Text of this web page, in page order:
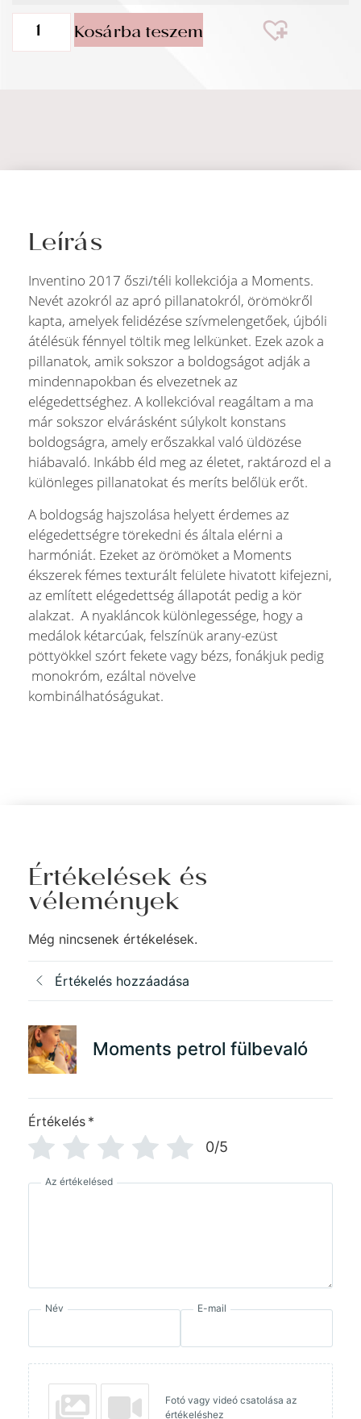
Kosárba teszem
Leírás
Inventino 2017 őszi/téli kollekciója a Moments.
Nevét azokról az apró pillanatokról, örömökről
kapta, amelyek felidézése szívmelengetőek, újbóli
átélésük fénnyel töltik meg lelkünket. Ezek azok a
pillanatok, amik sokszor a boldogságot adják a
mindennapokban és elvezetnek az
elégedettséghez. A kollekcióval reagáltam a ma
már sokszor elvárásként súlykolt konstans
boldogságra, amely erőszakkal való üldözése
hiábavaló. Inkább éld meg az életet, raktározd el a
különleges pillanatokat és meríts belőlük erőt.
A boldogság hajszolása helyett érdemes az
elégedettségre törekedni és általa elérni a
harmóniát. Ezeket az örömöket a Moments
ékszerek fémes texturált felülete hivatott kifejezni,
az említett elégedettség állapotát pedig a kör
alakzat. A nyakláncok különlegessége, hogy a
medálok kétarcúak, felszínük arany-ezüst
pöttyökkel szórt fekete vagy bézs, fonákjuk pedig
monokróm, ezáltal növelve
kombinálhatóságukat.
Értékelések és
vélemények
Még nincsenek értékelések.
Értékelés hozzáadása
Moments petrol fülbevaló
Értékelés *
0/5
Az értékelésed
Név E-mail
Fotó vagy videó csatolása az
értékeléshez